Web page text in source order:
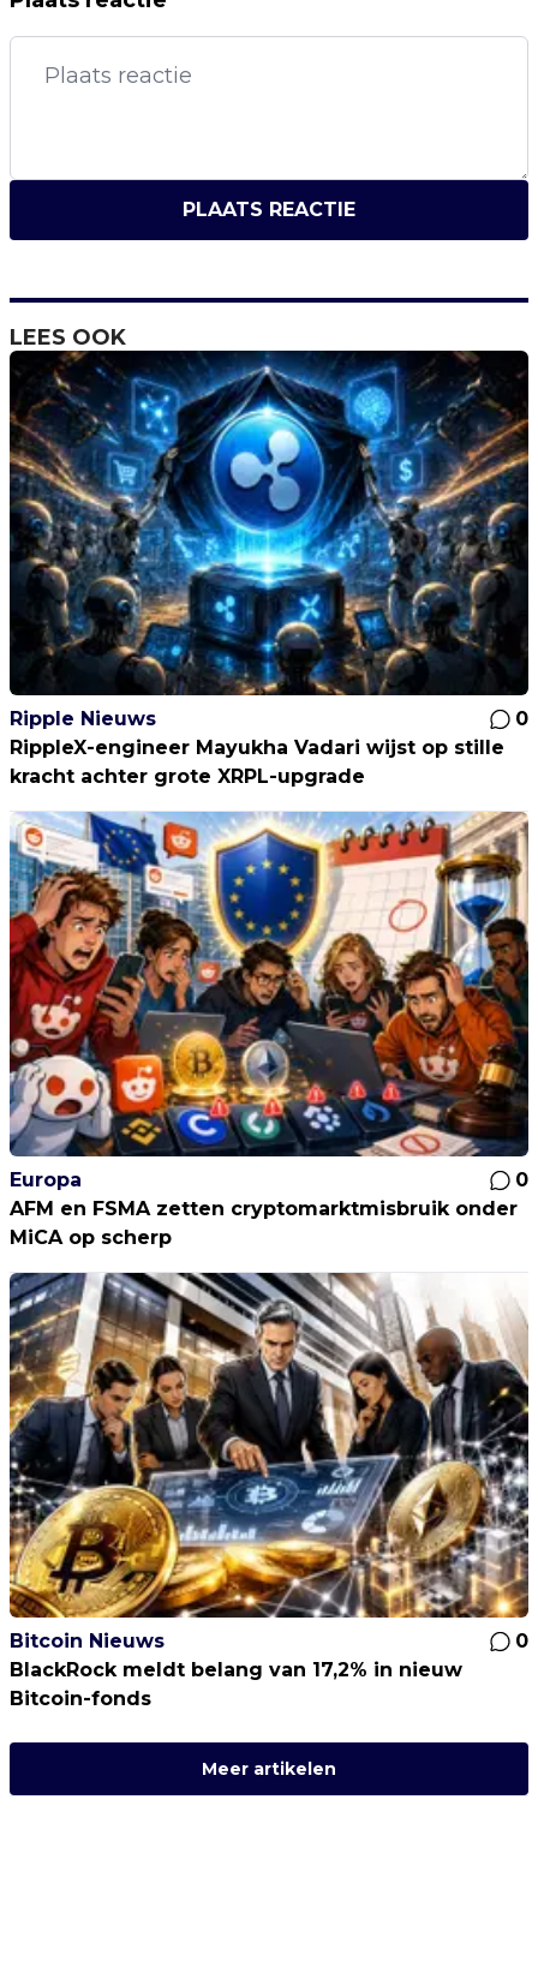
PLAATS REACTIE
LEES OOK
Ripple Nieuws
0
RippleX-engineer Mayukha Vadari wijst op stille
kracht achter grote XRPL-upgrade
Europa
0
AFM en FSMA zetten cryptomarktmisbruik onder
MiCA op scherp
Bitcoin Nieuws
0
BlackRock meldt belang van 17,2% in nieuw
Bitcoin-fonds
Meer artikelen